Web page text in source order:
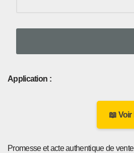
Application :
📖
Promesse et acte authentique de vente